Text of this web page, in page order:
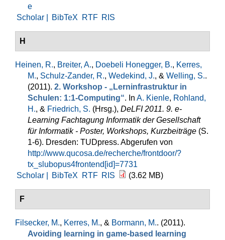
e
Scholar |
BibTeX RTF RIS
H
Heinen, R., Breiter, A., Doebeli Honegger, B., Kerres,
M., Schulz-Zander, R., Wedekind, J., & Welling, S..
(2011). 2. Workshop - „Lerninfrastruktur in
Schulen: 1:1-Computing“. In A. Kienle, Rohland,
H., & Friedrich, S. (Hrsg.), DeLFI 2011. 9. e-
Learning Fachtagung Informatik der Gesellschaft
für Informatik - Poster, Workshops, Kurzbeiträge (S.
1-6). Dresden: TUDpress. Abgerufen von
http://www.qucosa.de/recherche/frontdoor/?
tx_slubopus4frontend[id]=7731
Scholar |
BibTeX RTF RIS (3.62 MB)
F
Filsecker, M., Kerres, M., & Bormann, M.. (2011).
Avoiding learning in game-based learning